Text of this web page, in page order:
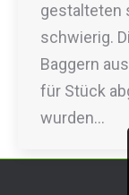
gestalteten
schwierig.
Baggern
für Stück
wurden…